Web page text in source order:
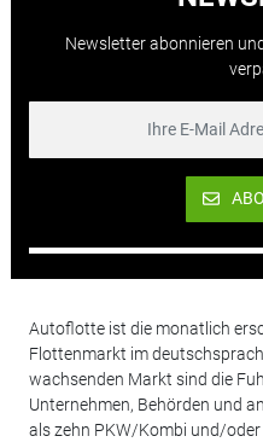
Newsletter abonnieren
Autoflotte ist die monatlich
Flottenmarkt im
wachsenden Markt sind die
Unternehmen, Behörden und
als zehn PKW/Kombi und/